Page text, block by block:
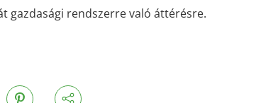
gazdasági rendszerre való áttérésre.